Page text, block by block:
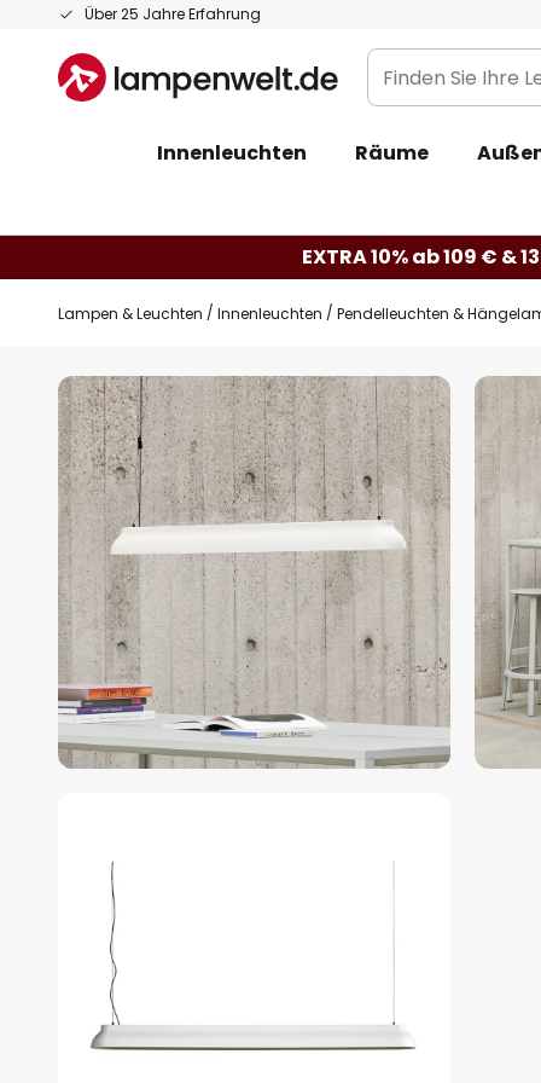
Über 25 Jahre Erfahrung
Zum
springen
Finden
Sie
Leuchte...
Innenleuchten Räume
EXTRA 10% ab 109 € &
Lampen & Leuchten Innenleuchten Pendelleuchten &
Zum
Ende
der
Bildgalerie
springen